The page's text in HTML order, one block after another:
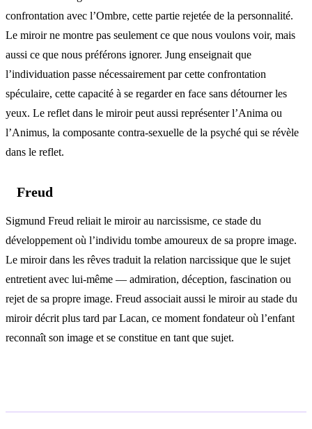
confrontation avec l’Ombre, cette partie rejetée de la personnalité.
Le miroir ne montre pas seulement ce que nous voulons voir, mais
aussi ce que nous préférons ignorer. Jung enseignait que
l’individuation passe nécessairement par cette confrontation
spéculaire, cette capacité à se regarder en face sans détourner les
yeux. Le reflet dans le miroir peut aussi représenter l’Anima ou
l’Animus, la composante contra-sexuelle de la psyché qui se révèle
dans le reflet.
Freud
Sigmund Freud reliait le miroir au narcissisme, ce stade du
développement où l’individu tombe amoureux de sa propre image.
Le miroir dans les rêves traduit la relation narcissique que le sujet
entretient avec lui-même — admiration, déception, fascination ou
rejet de sa propre image. Freud associait aussi le miroir au stade du
miroir décrit plus tard par Lacan, ce moment fondateur où l’enfant
reconnaît son image et se constitue en tant que sujet.